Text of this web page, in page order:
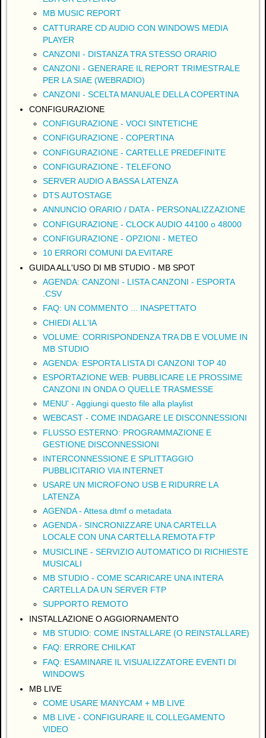
MB MUSIC REPORT
CATTURARE CD AUDIO CON WINDOWS MEDIA
PLAYER
CANZONI - DISTANZA TRA STESSO ORARIO
CANZONI - GENERARE IL REPORT TRIMESTRALE
PER LA SIAE (WEBRADIO)
CANZONI - SCELTA MANUALE DELLA COPERTINA
CONFIGURAZIONE
CONFIGURAZIONE - VOCI SINTETICHE
CONFIGURAZIONE - COPERTINA
CONFIGURAZIONE - CARTELLE PREDEFINITE
CONFIGURAZIONE - TELEFONO
SERVER AUDIO A BASSA LATENZA
DTS AUTOSTAGE
ANNUNCIO ORARIO / DATA - PERSONALIZZAZIONE
CONFIGURAZIONE - CLOCK AUDIO 44100 o 48000
CONFIGURAZIONE - OPZIONI - METEO
10 ERRORI COMUNI DA EVITARE
GUIDA ALL'USO DI MB STUDIO - MB SPOT
AGENDA: CANZONI - LISTA CANZONI - ESPORTA
.CSV
FAQ: UN COMMENTO ... INASPETTATO
CHIEDI ALL'IA
VOLUME: CORRISPONDENZA TRA DB E VOLUME IN
MB STUDIO
AGENDA: ESPORTA LISTA DI CANZONI TOP 40
ESPORTAZIONE WEB: PUBBLICARE LE PROSSIME
CANZONI IN ONDA O QUELLE TRASMESSE
MENU' - Aggiungi questo file alla playlist
WEBCAST - COME INDAGARE LE DISCONNESSIONI
FLUSSO ESTERNO: PROGRAMMAZIONE E
GESTIONE DISCONNESSIONI
INTERCONNESSIONE E SPLITTAGGIO
PUBBLICITARIO VIA INTERNET
USARE UN MICROFONO USB E RIDURRE LA
LATENZA
AGENDA - Attesa dtmf o metadata
AGENDA - SINCRONIZZARE UNA CARTELLA
LOCALE CON UNA CARTELLA REMOTA FTP
MUSICLINE - SERVIZIO AUTOMATICO DI RICHIESTE
MUSICALI
MB STUDIO - COME SCARICARE UNA INTERA
CARTELLA DA UN SERVER FTP
SUPPORTO REMOTO
INSTALLAZIONE O AGGIORNAMENTO
MB STUDIO: COME INSTALLARE (O REINSTALLARE)
FAQ: ERRORE CHILKAT
FAQ: ESAMINARE IL VISUALIZZATORE EVENTI DI
WINDOWS
MB LIVE
COME USARE MANYCAM + MB LIVE
MB LIVE - CONFIGURARE IL COLLEGAMENTO
VIDEO